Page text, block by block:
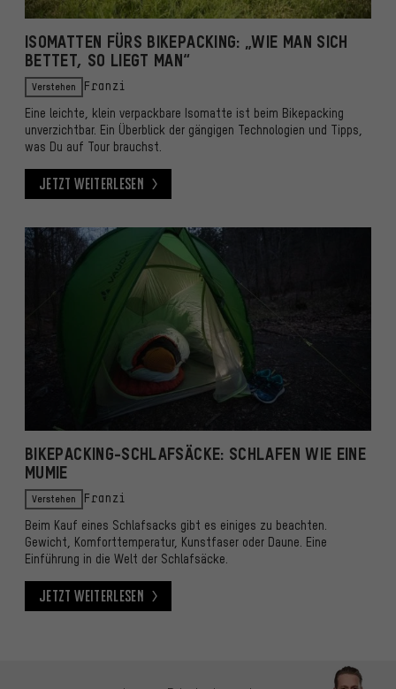
ISOMATTEN FÜRS BIKEPACKING: „WIE MAN SICH
BETTET, SO LIEGT MAN“
Verstehen Franzi
Eine leichte, klein verpackbare Isomatte ist beim Bikepacking
unverzichtbar. Ein Überblick der gängigen Technologien und Tipps,
was Du auf Tour brauchst.
Jetzt weiterlesen
BIKEPACKING-SCHLAFSÄCKE: SCHLAFEN WIE EINE
MUMIE
Verstehen Franzi
Beim Kauf eines Schlafsacks gibt es einiges zu beachten.
Gewicht, Komforttemperatur, Kunstfaser oder Daune. Eine
Einführung in die Welt der Schlafsäcke.
Jetzt weiterlesen